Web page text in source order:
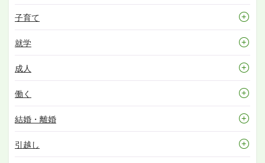
子育て
就学
成人
働く
結婚・離婚
引越し